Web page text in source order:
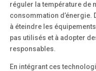
réguler la température de
consommation d’énergie.
à éteindre les
pas utilisés et à adopter
responsables.
En intégrant ces